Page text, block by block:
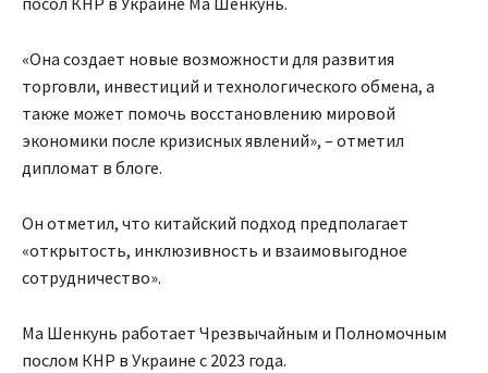
«Она создает новые возможности для развития
торговли, инвестиций и технологического обмена, а
также может помочь восстановлению мировой
экономики после кризисных явлений», – отметил
дипломат в блоге.
Он отметил, что китайский подход предполагает
«открытость, инклюзивность и взаимовыгодное
сотрудничество».
Ма Шенкунь работает Чрезвычайным и Полномочным
послом КНР в Украине с 2023 года.